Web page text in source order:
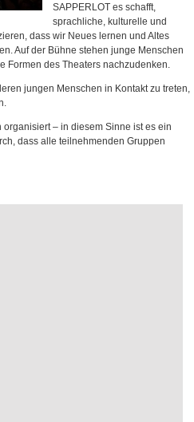
SAPPERLOT es schafft,
sprachliche, kulturelle und
dass wir Neues lernen und Altes
Auf der Bühne stehen junge Menschen
Formen des Theaters nachzudenken.
jungen Menschen in Kontakt zu treten,
– in diesem Sinne ist es ein
dass alle teilnehmenden Gruppen